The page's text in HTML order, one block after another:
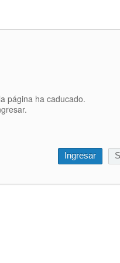
página ha caducado.
Ingresar